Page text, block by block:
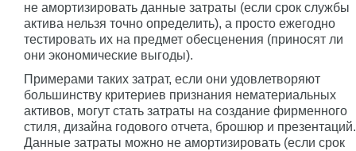
не амортизировать данные затраты (если срок службы
актива нельзя точно определить), а просто ежегодно
тестировать их на предмет обесценения (приносят ли
они экономические выгоды).
Примерами таких затрат, если они удовлетворяют
большинству критериев признания нематериальных
активов, могут стать затраты на создание фирменного
стиля, дизайна годового отчета, брошюр и презентаций.
Данные затраты можно не амортизировать (если срок